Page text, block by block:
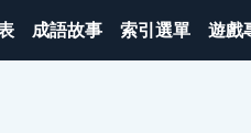
成語故事 索引選單 遊戲